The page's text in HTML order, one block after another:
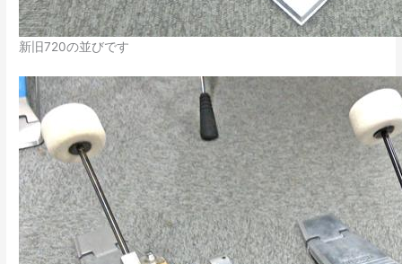
新旧720の並びです